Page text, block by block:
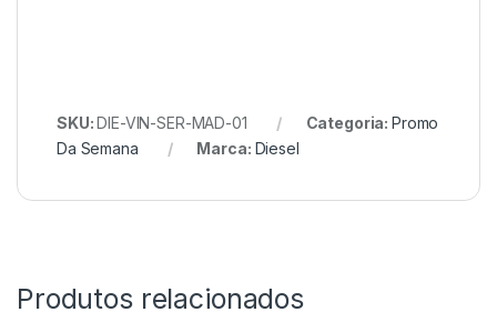
SKU:DIE-VIN-SER-MAD-01 Categoria: Promo
Da Semana
Marca: Diesel
Produtos relacionados